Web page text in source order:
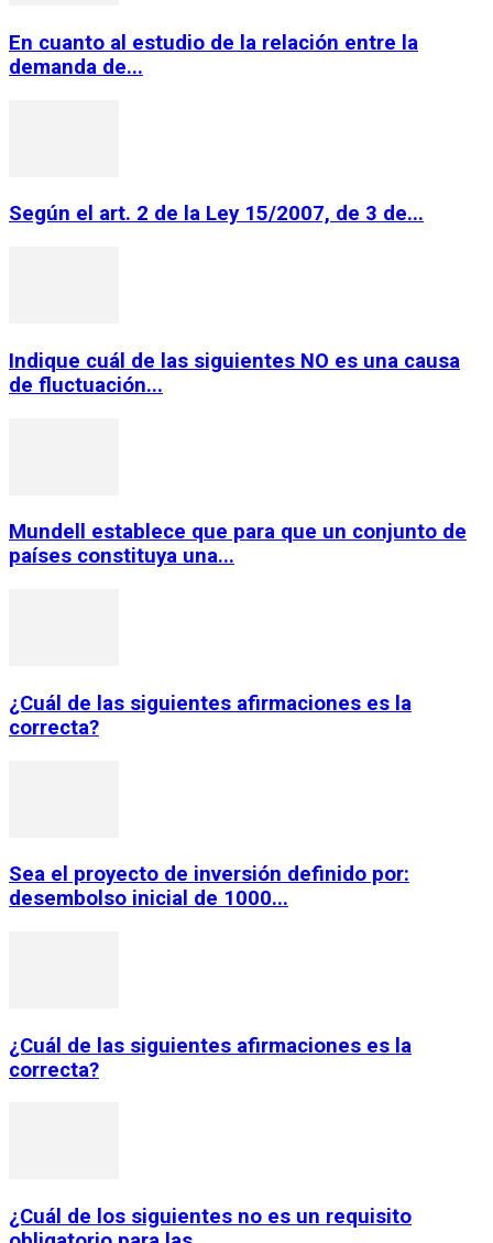
En cuanto al estudio de la relación entre la
demanda de...
Según el art. 2 de la Ley 15/2007, de 3 de...
Indique cuál de las siguientes NO es una causa
de fluctuación...
Mundell establece que para que un conjunto de
países constituya una...
¿Cuál de las siguientes afirmaciones es la
correcta?
Sea el proyecto de inversión definido por:
desembolso inicial de 1000...
¿Cuál de las siguientes afirmaciones es la
correcta?
¿Cuál de los siguientes no es un requisito